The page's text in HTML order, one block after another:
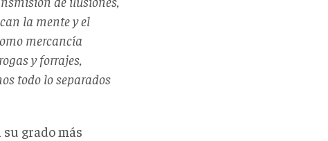
la mente y el
mercancía
y forrajes,
todo lo separados
grado más